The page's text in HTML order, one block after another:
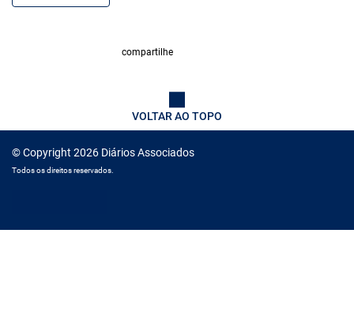
compartilhe
VOLTAR AO TOPO
© Copyright 2026 Diários Associados
Todos os direitos reservados.